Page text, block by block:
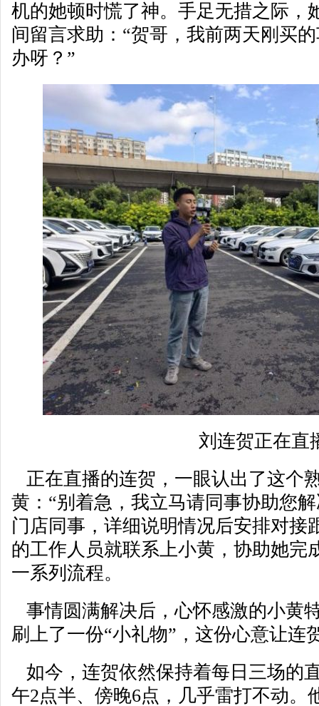
机的她顿时慌了神。手足无措之际，
间留言求助：“贺哥，我前两天刚买
办呀？”
刘连贺正在直
正在直播的连贺，一眼认出了这个
黄：“别着急，我立马请同事协助您
门店同事，详细说明情况后安排对接
的工作人员就联系上小黄，协助她完
一系列流程。
事情圆满解决后，心怀感激的小黄
刷上了一份“小礼物”，这份心意让连
如今，连贺依然保持着每日三场的
午2点半、傍晚6点，几乎雷打不动。